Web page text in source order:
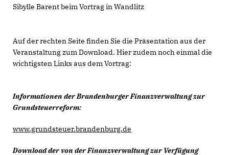
Sibylle Barent beim Vortrag in Wandlitz
Auf der rechten Seite finden Sie die Präsentation aus der
Veranstaltung zum Download. Hier zudem noch einmal die
wichtigsten Links aus dem Vortrag:
Informationen der Brandenburger Finanzverwaltung zur
Grundsteuerreform:
www.grundsteuer.brandenburg.de
Download der von der Finanzverwaltung zur Verfügung